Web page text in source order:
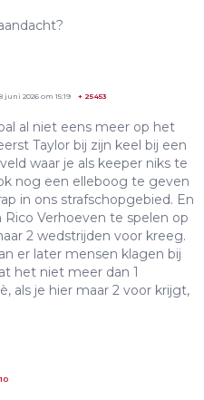
juni 2026 om 15:19 + 25453
al niet eens meer op het
Taylor bij zijn keel bij een
waar je als keeper niks te
nog een elleboog te geven
in ons strafschopgebied. En
Verhoeven te spelen op
2 wedstrijden voor kreeg.
er later mensen klagen bij
het niet meer dan 1
als je hier maar 2 voor krijgt,